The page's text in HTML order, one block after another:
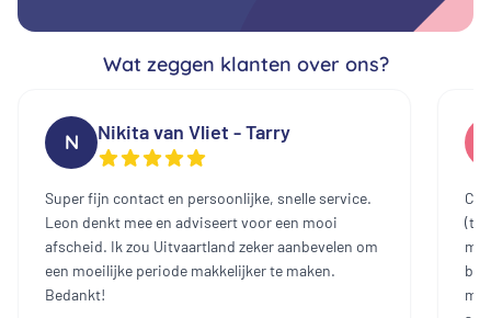
Wat zeggen klanten over ons?
N Nikita van Vliet - Tarry
Super fijn contact en persoonlijke, snelle service.
Leon denkt mee en adviseert voor een mooi
afscheid. Ik zou Uitvaartland zeker aanbevelen om
een moeilijke periode makkelijker te maken.
Bedankt!